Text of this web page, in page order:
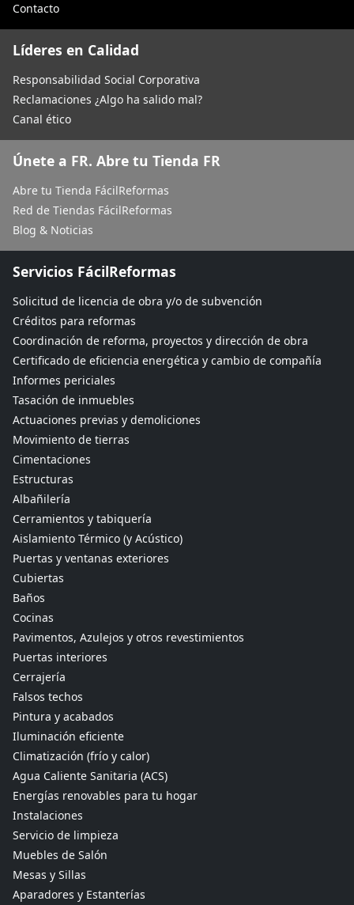
Contacto
Líderes en Calidad
Responsabilidad Social Corporativa
Reclamaciones ¿Algo ha salido mal?
Canal ético
Únete a FR. Abre tu Tienda FR
Abre tu Tienda FácilReformas
Red de Tiendas FácilReformas
Blog & Noticias
Servicios FácilReformas
Solicitud de licencia de obra y/o de subvención
Créditos para reformas
Coordinación de reforma, proyectos y dirección de obra
Certificado de eficiencia energética y cambio de compañía
Informes periciales
Tasación de inmuebles
Actuaciones previas y demoliciones
Movimiento de tierras
Cimentaciones
Estructuras
Albañilería
Cerramientos y tabiquería
Aislamiento Térmico (y Acústico)
Puertas y ventanas exteriores
Cubiertas
Baños
Cocinas
Pavimentos, Azulejos y otros revestimientos
Puertas interiores
Cerrajería
Falsos techos
Pintura y acabados
Iluminación eficiente
Climatización (frío y calor)
Agua Caliente Sanitaria (ACS)
Energías renovables para tu hogar
Instalaciones
Servicio de limpieza
Muebles de Salón
Mesas y Sillas
Aparadores y Estanterías